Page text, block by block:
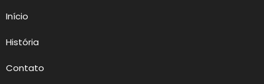
Início
História
Contato